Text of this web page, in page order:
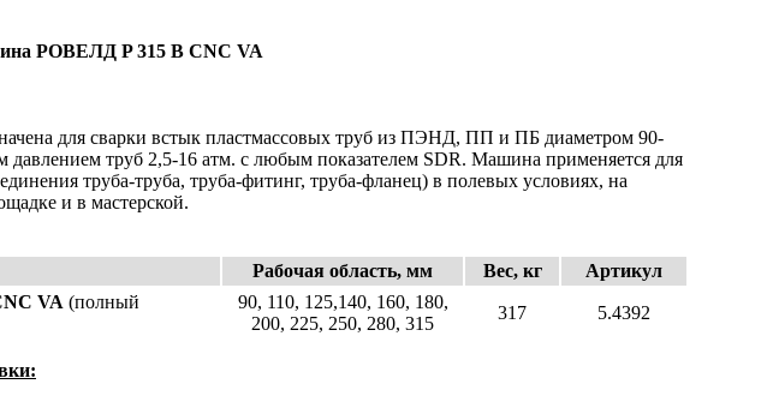
РОВЕЛД P 315 B CNC VA
для сварки встык пластмассовых труб из ПЭНД, ПП и ПБ диаметром 90-
давлением труб 2,5-16 атм. с любым показателем SDR. Машина применяется для
труба-труба, труба-фитинг, труба-фланец) в полевых условиях, на
и в мастерской.
Рабочая область, мм Вес, кг
Артикул
VA (полный
90, 110, 125,140, 160, 180,
200, 225, 250, 280, 315
317 5.4392